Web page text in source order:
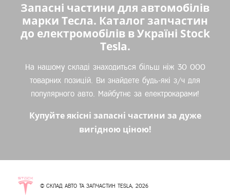
Запасні частини для автомобілів
марки Тесла. Каталог запчастин
до електромобілів в Україні Stock
Tesla.
На нашому складі знаходиться більш ніж 30 000
товарних позицій. Ви знайдете будь-які з/ч для
популярного авто. Майбутнє за електрокарами!
Купуйте якісні запасні частини за дуже
вигідною ціною!
© СКЛАД АВТО ТА ЗАПЧАСТИН TESLA, 2026